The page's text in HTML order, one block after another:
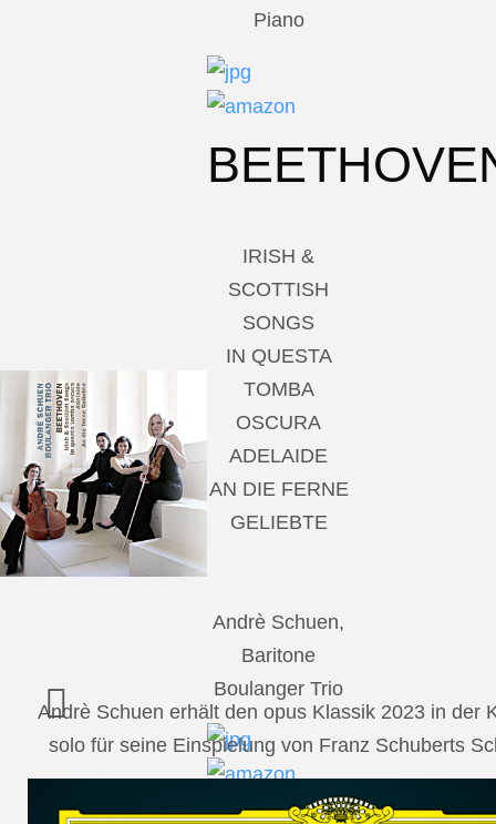
Piano
IRISH &
SCOTTISH
SONGS
IN QUESTA
TOMBA
OSCURA
ADELAIDE
AN DIE FERNE
GELIEBTE
Andrè Schuen,
Baritone
Boulanger Trio
Andrè Schuen erhält den opus Klassik 2023 in der
solo für seine Einspielung von Franz Schuberts